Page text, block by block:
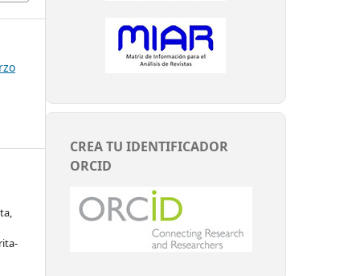
CREA TU IDENTIFICADOR
ORCID